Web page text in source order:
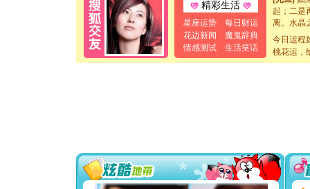
精彩生活
星座运势
每日财运
花边新闻
魔鬼辞典
情感测试
生活笑话
起；二是
离。水晶
[元旦] 当
泣，这痛
卖了。水
[春节]风
要平安！
[圣诞节]
能正大光
今日运程
桃花运，